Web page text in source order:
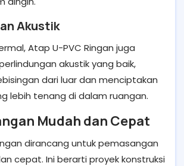
Akustik
Atap U-PVC Ringan juga
akustik yang baik,
dari luar dan menciptakan
lebih tenang di dalam ruangan.
Mudah dan Cepat
dirancang untuk pemasangan
cepat. Ini berarti proyek konstruksi